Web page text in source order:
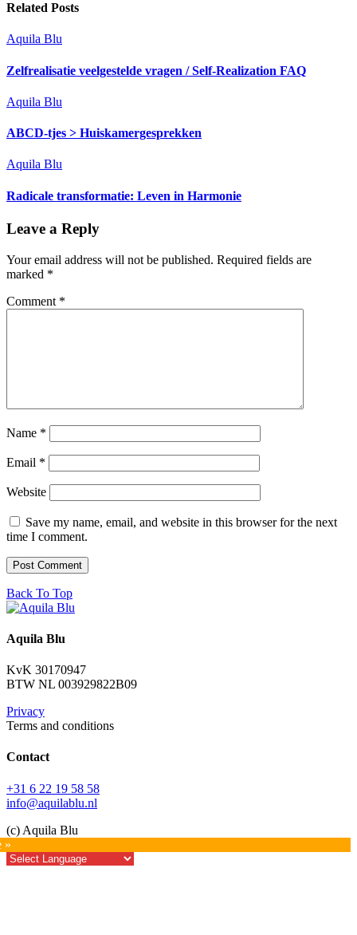
Related Posts
Aquila Blu
Zelfrealisatie veelgestelde vragen / Self-Realization FAQ
Aquila Blu
ABCD-tjes > Huiskamergesprekken
Aquila Blu
Radicale transformatie: Leven in Harmonie
Leave a Reply
Your email address will not be published. Required fields are
marked *
Comment *
Name *
Email *
Website
Save my name, email, and website in this browser for the next
time I comment.
Back To Top
Aquila Blu
KvK 30170947
BTW NL 003929822B09
Privacy
Terms and conditions
Contact
+31 6 22 19 58 58
info@aquilablu.nl
(c) Aquila Blu
»